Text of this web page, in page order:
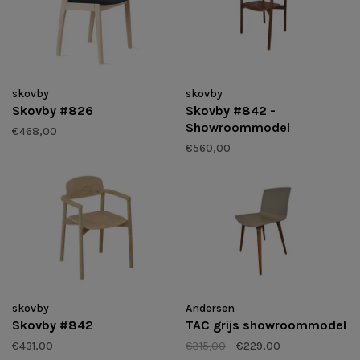
skovby
Skovby #826
€468,00
skovby
Skovby #842 -
Showroommodel
€560,00
skovby
Skovby #842
€431,00
Andersen
TAC grijs showroommodel
€315,00 €229,00